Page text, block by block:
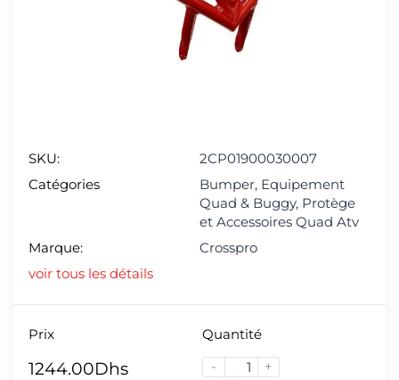
SKU:
2CP01900030007
Catégories
Bumper, Equipement
Quad & Buggy, Protège
et Accessoires Quad Atv
Marque:
Crosspro
voir tous les détails
Prix
1244.00Dhs
Quantité
-
+